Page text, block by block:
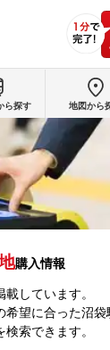
購入情報
しています。
希望に合った沼
索できます。
ら探す 地図から